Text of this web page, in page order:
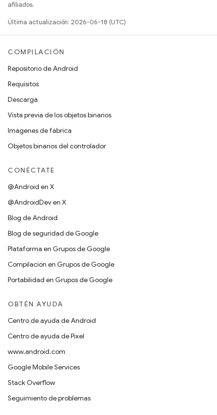
afiliados.
Última actualización: 2026-06-18 (UTC)
COMPILACIÓN
Repositorio de Android
Requisitos
Descarga
Vista previa de los objetos binarios
Imágenes de fábrica
Objetos binarios del controlador
CONÉCTATE
@Android en X
@AndroidDev en X
Blog de Android
Blog de seguridad de Google
Plataforma en Grupos de Google
Compilación en Grupos de Google
Portabilidad en Grupos de Google
OBTÉN AYUDA
Centro de ayuda de Android
Centro de ayuda de Pixel
www.android.com
Google Mobile Services
Stack Overflow
Seguimiento de problemas